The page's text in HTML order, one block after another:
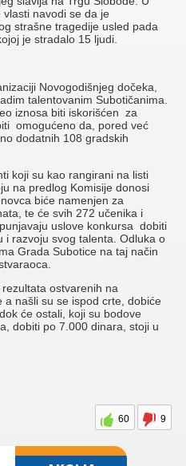
navodi se da je
strašne tragedije usled pada
je stradalo 15 ljudi.
Novogodišnjeg dočeka,
talentovanim Subotičanima.
iznosa biti iskorišćen za
omogućeno da, pored već
dodatnih 108 gradskih
koji su kao rangirani na listi
na predlog Komisije donosi
biće namenjen za
te će svih 272 učenika i
uslove konkursa dobiti
i razvoju svog talenta. Odluka o
Grada Subotice na taj način
ostvarenih na
a našli su se ispod crte, dobiće
će ostali, koji su bodove
dobiti po 7.000 dinara, stoji u
60 9